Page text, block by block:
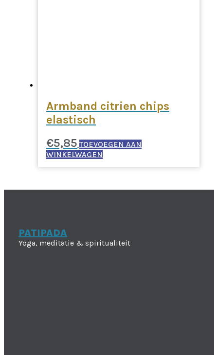
Armband citrien chips
elastisch
€5,85 TOEVOEGEN AAN
WINKELWAGEN
PATIPADA
Yoga, meditatie & spiritualiteit